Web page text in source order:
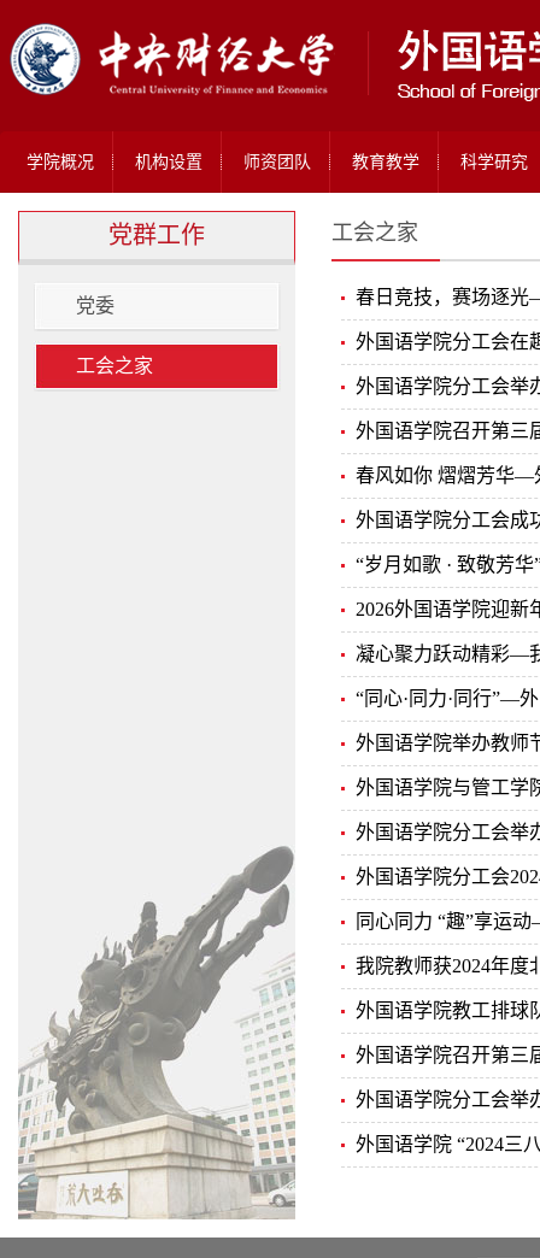
学院概况 机构设置 师资团队 教育教学 科学研究
党群工作
党委
工会之家
工会之家
春日竞技，赛场逐光
外国语学院分工会在
外国语学院分工会举
外国语学院召开第三
春风如你 熠熠芳华—
外国语学院分工会成
“岁月如歌 · 致敬芳
2026外国语学院迎新
凝心聚力跃动精彩—
“同心·同力·同行”—
外国语学院举办教师
外国语学院与管工学
外国语学院分工会举
外国语学院分工会
同心同力 “趣”享运
我院教师获2024年度
外国语学院教工排球
外国语学院召开第三
外国语学院分工会举
外国语学院 “2024三